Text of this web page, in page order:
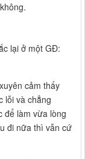
lại ở một GĐ:
cảm thấy
lỗi và chẳng
để làm vừa lòng
đi nữa thì vẫn cứ